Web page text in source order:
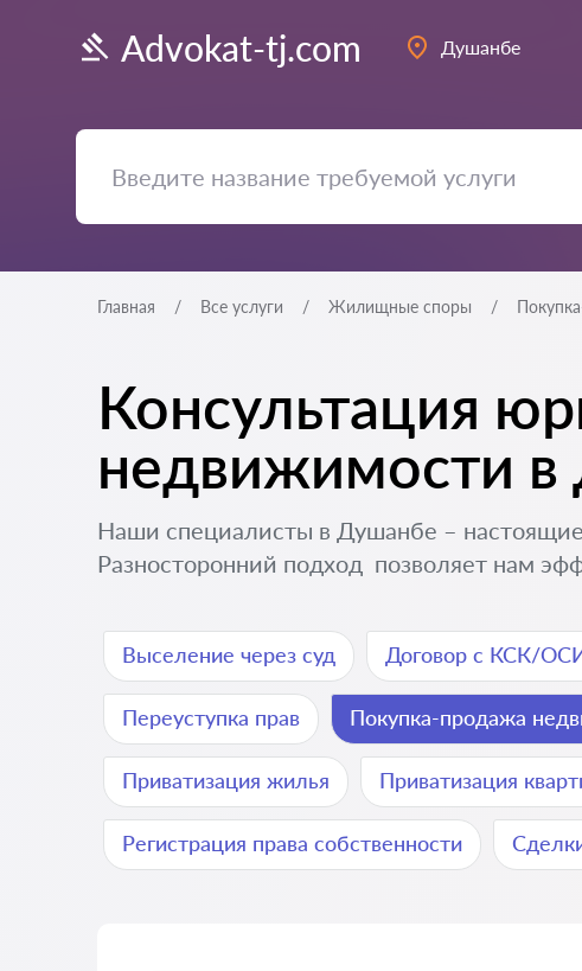
Advokat-tj.com Душанбе
Главная Все услуги Жилищные споры
Консультация
недвижимости
Наши специалисты в Душанбе –
Разносторонний подход позволяет нам
Выселение через суд Договор c КСК/
Переуступка прав Покупка-продажа
Приватизация жилья Приватизация
Регистрация права собственности